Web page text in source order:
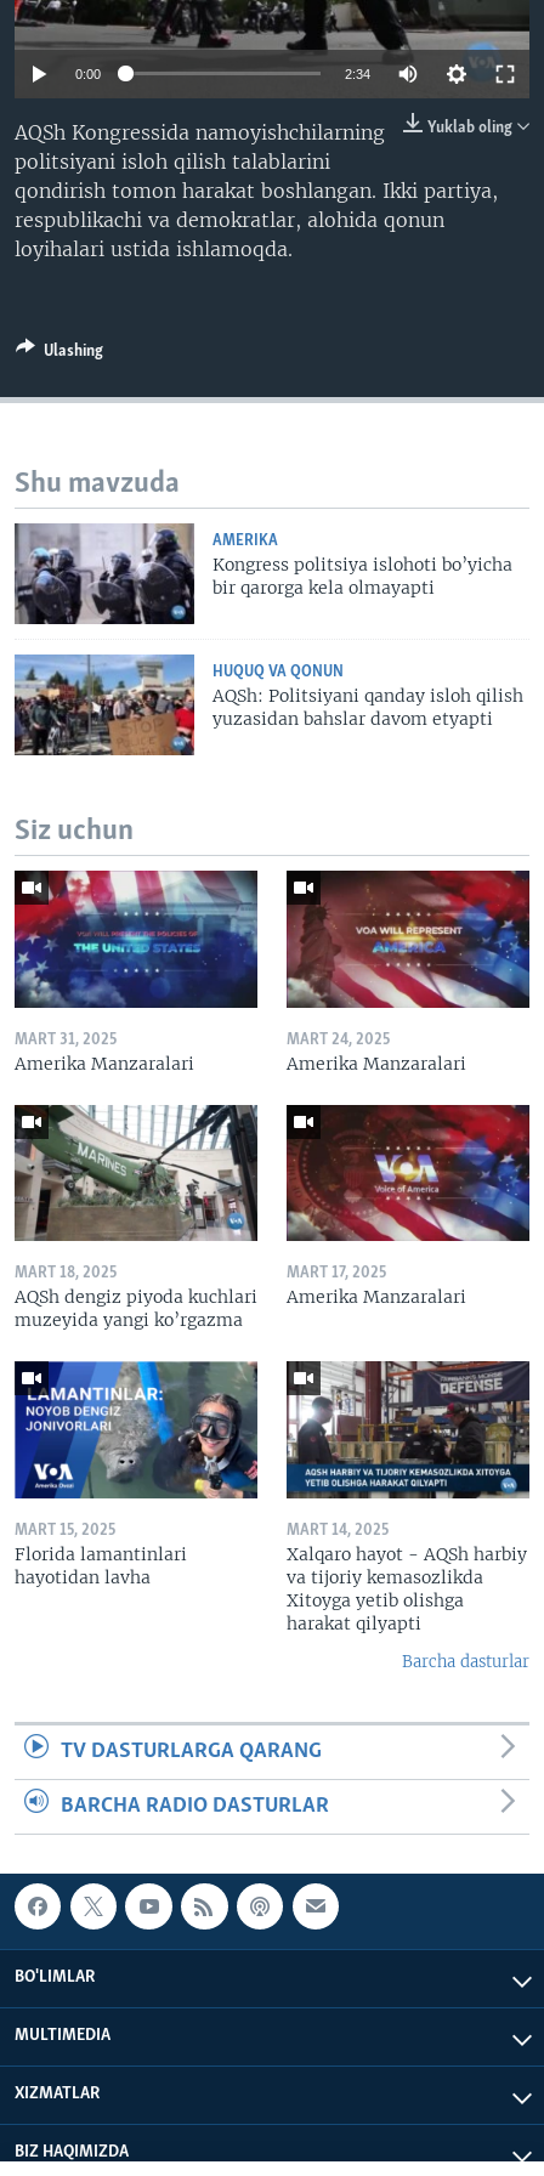
VIDEO
XABARLAR SURATLARDA
ODNOKLASSNIKI
TELEGRAM
SOUNDCLOUD
VOA
0:00 2:34
Yuklab oling
AQSh Kongressida namoyishchilarning
politsiyani isloh qilish talablarini
qondirish tomon harakat boshlangan. Ikki partiya,
respublikachi va demokratlar, alohida qonun
loyihalari ustida ishlamoqda.
Ulashing
Shu mavzuda
AMERIKA
Kongress politsiya islohoti bo’yicha
bir qarorga kela olmayapti
HUQUQ VA QONUN
AQSh: Politsiyani qanday isloh qilish
yuzasidan bahslar davom etyapti
Siz uchun
MART 31, 2025
Amerika Manzaralari
MART 24, 2025
Amerika Manzaralari
MART 18, 2025
AQSh dengiz piyoda kuchlari
muzeyida yangi ko’rgazma
MART 17, 2025
Amerika Manzaralari
MART 15, 2025
Florida lamantinlari
hayotidan lavha
MART 14, 2025
Xalqaro hayot - AQSh harbiy
va tijoriy kemasozlikda
Xitoyga yetib olishga
harakat qilyapti
Barcha dasturlar
TV DASTURLARGA QARANG
BARCHA RADIO DASTURLAR
BO'LIMLAR
MULTIMEDIA
XIZMATLAR
BIZ HAQIMIZDA